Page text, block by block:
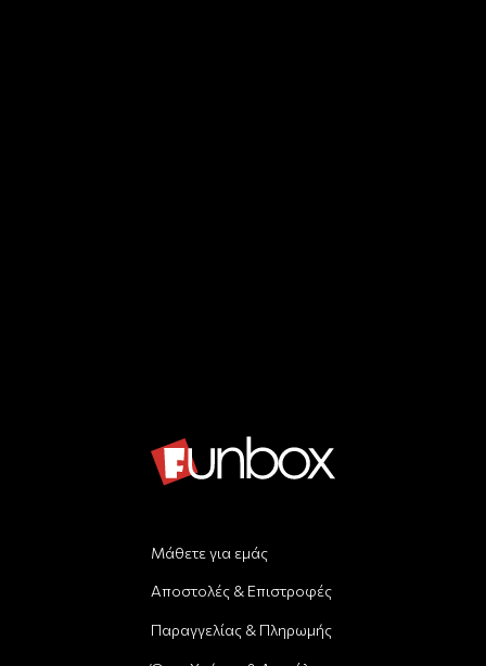
Μάθετε για εμάς
Αποστολές & Επιστροφές
Παραγγελίας & Πληρωμής